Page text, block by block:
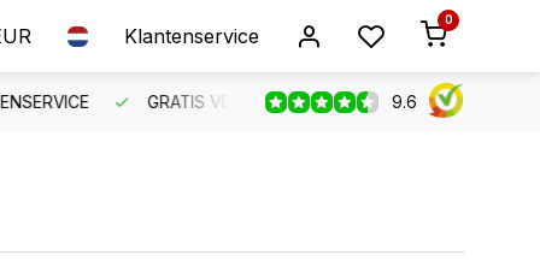
Klantenservice
0
GRATIS VERZENDING VANAF €150 BESTEL
9.6